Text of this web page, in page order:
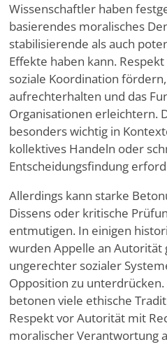
Wissenschaftler haben
basierendes moralisches
stabilisierende als auch
Effekte haben kann.
soziale Koordination
aufrechterhalten und das
Organisationen erleichtern.
besonders wichtig in
kollektives Handeln oder
Entscheidungsfindung
Allerdings kann starke
Dissens oder kritische
entmutigen. In einigen
wurden Appelle an Autorität
ungerechter sozialer
Opposition zu
betonen viele ethische
Respekt vor Autorität mit
moralischer Verantwortung